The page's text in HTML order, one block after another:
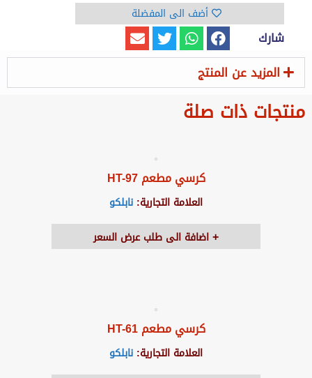
أضف الى المفضلة
شارك
المزيد عن المنتج
منتجات ذات صلة
كرسي مطعم HT-97
العلامة التجارية: نابلكو
اضافة الى طلب عرض السعر
كرسي مطعم HT-61
العلامة التجارية: نابلكو